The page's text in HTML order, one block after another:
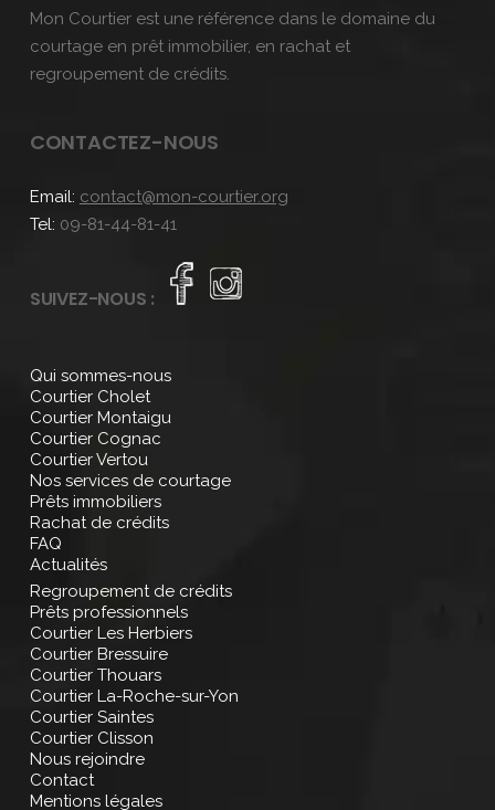
Mon Courtier est une référence dans le domaine du
courtage en prêt immobilier, en rachat et
regroupement de crédits.
CONTACTEZ-NOUS
Email: contact@mon-courtier.org
Tel: 09-81-44-81-41
SUIVEZ-NOUS :
Qui sommes-nous
Courtier Cholet
Courtier Montaigu
Courtier Cognac
Courtier Vertou
Nos services de courtage
Prêts immobiliers
Rachat de crédits
FAQ
Actualités
Regroupement de crédits
Prêts professionnels
Courtier Les Herbiers
Courtier Bressuire
Courtier Thouars
Courtier La-Roche-sur-Yon
Courtier Saintes
Courtier Clisson
Nous rejoindre
Contact
Mentions légales